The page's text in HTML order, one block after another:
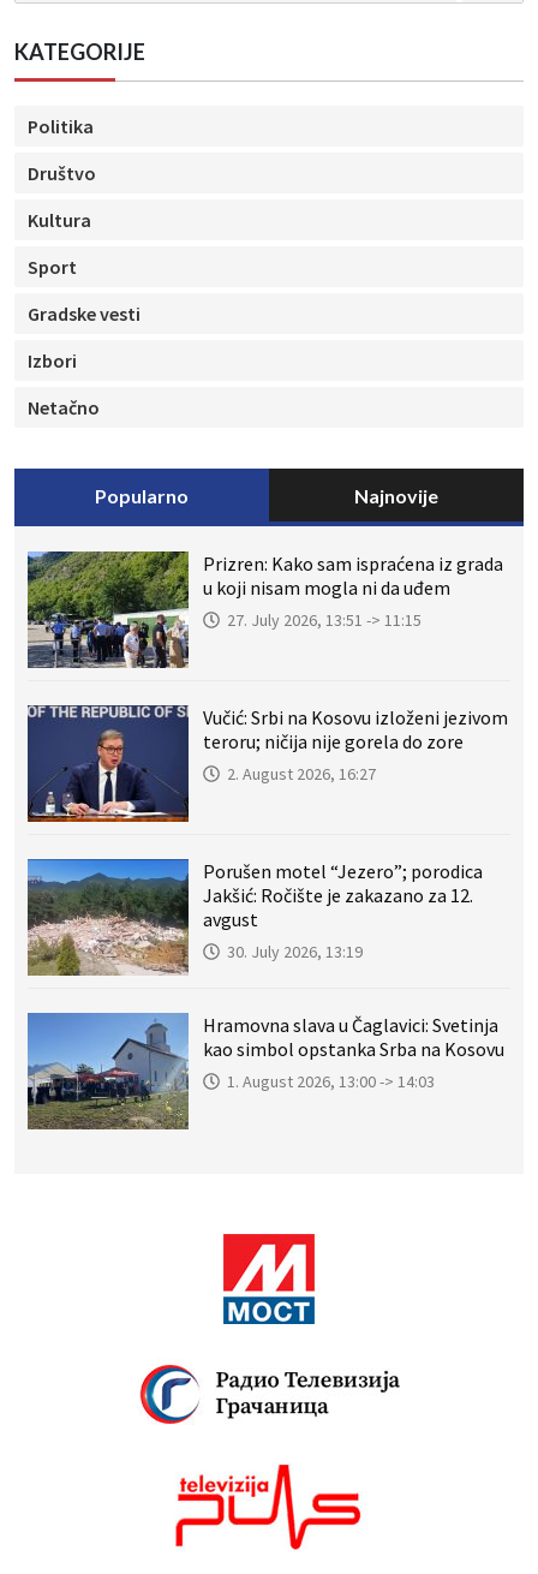
KATEGORIJE
Politika
Društvo
Kultura
Sport
Gradske vesti
Izbori
Netačno
Popularno Najnovije
Prizren: Kako sam ispraćena iz grada
u koji nisam mogla ni da uđem
27. July 2026, 13:51 -> 11:15
Vučić: Srbi na Kosovu izloženi jezivom
teroru; ničija nije gorela do zore
2. August 2026, 16:27
Porušen motel “Jezero”; porodica
Jakšić: Ročište je zakazano za 12.
avgust
30. July 2026, 13:19
Hramovna slava u Čaglavici: Svetinja
kao simbol opstanka Srba na Kosovu
1. August 2026, 13:00 -> 14:03